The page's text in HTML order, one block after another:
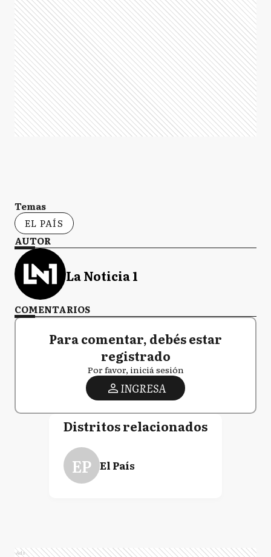
Temas
EL PAÍS
AUTOR
La Noticia 1
COMENTARIOS
Para comentar, debés estar
registrado
Por favor, iniciá sesión
INGRESA
Distritos relacionados
EP El País
Ads